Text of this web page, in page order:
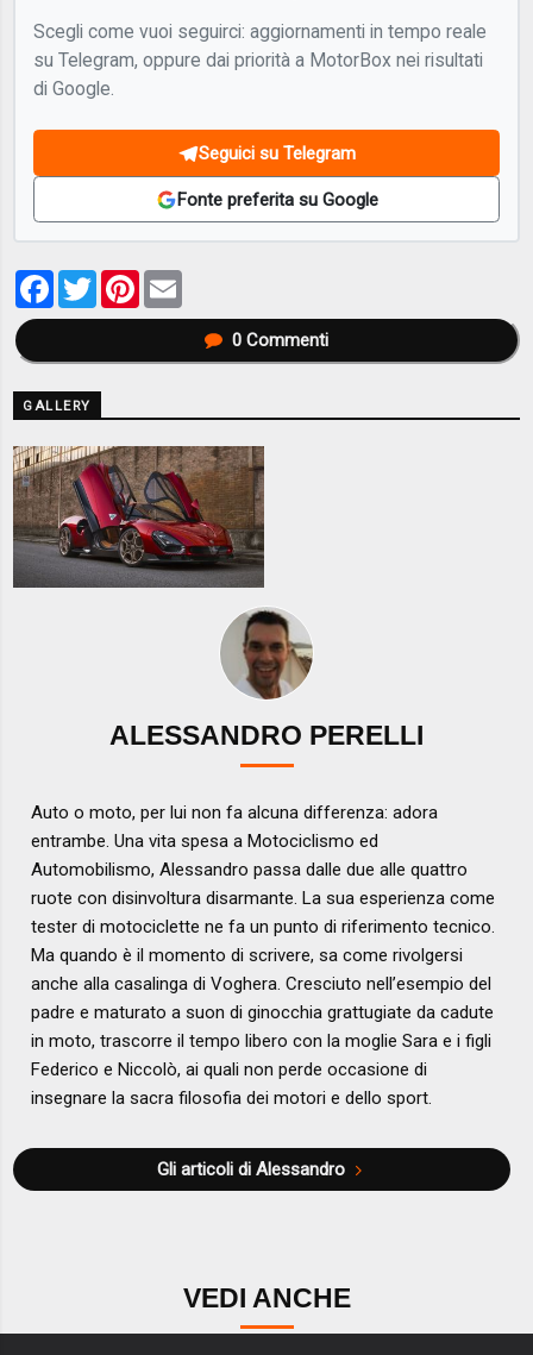
Scegli come vuoi seguirci: aggiornamenti in tempo reale
su Telegram, oppure dai priorità a MotorBox nei risultati
di Google.
Seguici su Telegram
Fonte preferita su Google
Facebook
TwitterPinterest
0Commenti
GALLERY
ALESSANDRO PERELLI
Auto o moto, per lui non fa alcuna differenza: adora
entrambe. Una vita spesa a Motociclismo ed
Automobilismo, Alessandro passa dalle due alle quattro
ruote con disinvoltura disarmante. La sua esperienza come
tester di motociclette ne fa un punto di riferimento tecnico.
Ma quando è il momento di scrivere, sa come rivolgersi
anche alla casalinga di Voghera. Cresciuto nell’esempio del
padre e maturato a suon di ginocchia grattugiate da cadute
in moto, trascorre il tempo libero con la moglie Sara e i figli
Federico e Niccolò, ai quali non perde occasione di
insegnare la sacra filosofia dei motori e dello sport.
Gli articoli di Alessandro
VEDI ANCHE